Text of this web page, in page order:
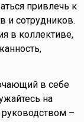
привлечь к
и сотрудников.
в коллективе,
в себе
на
–